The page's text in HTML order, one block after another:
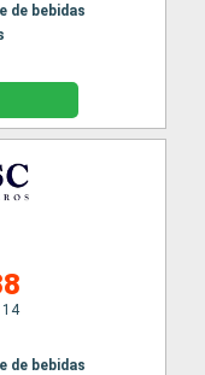
de bebidas
14
de bebidas